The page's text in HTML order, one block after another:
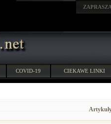
COVID-19 CIEKAWE LINKI